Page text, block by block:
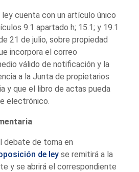
cuenta con un artículo único
9.1 apartado h; 15.1; y 19.1
21 de julio, sobre propiedad
incorpora el correo
válido de notificación y la
a la Junta de propietarios
y que el libro de actas pueda
electrónico.
debate de toma en
de ley se remitirá a la
y se abrirá el correspondiente